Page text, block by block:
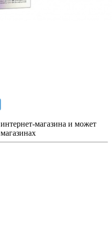
магазина и может